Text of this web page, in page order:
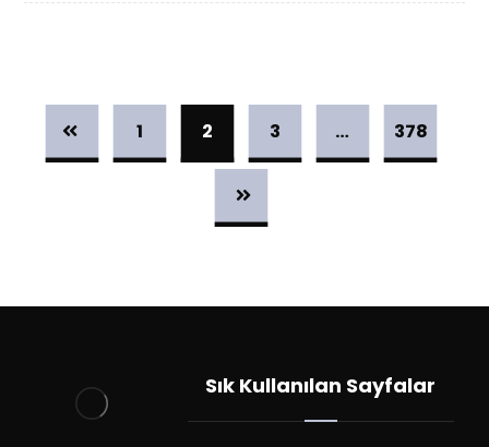
1 2 3 … 378
Sık Kullanılan Sayfalar